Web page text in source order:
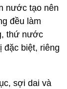
nước tạo nên
đều làm
thứ nước
đặc biệt, riêng
sợi dai và